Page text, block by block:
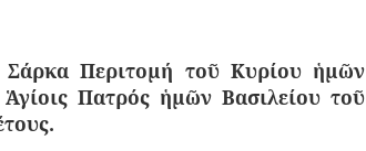
Περιτομή τοῦ Κυρίου ἡμῶν
Πατρός ἡμῶν Βασιλείου τοῦ